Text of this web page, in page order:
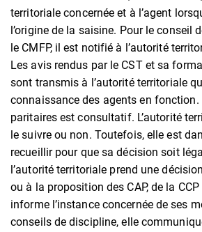
territoriale concernée et à l’agent
l’origine de la saisine. Pour le conseil
le CMFP, il est notifié à l’autorité
Les avis rendus par le CST et sa
sont transmis à l’autorité territoriale
connaissance des agents en fonction.
paritaires est consultatif. L’autorité
le suivre ou non. Toutefois, elle est
recueillir pour que sa décision soit
l’autorité territoriale prend une
ou à la proposition des CAP, de la CCP
informe l’instance concernée de ses
conseils de discipline, elle